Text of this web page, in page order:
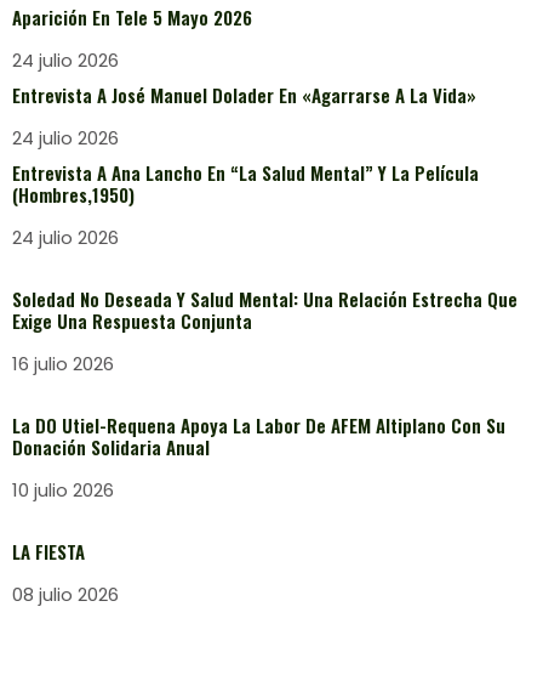
Aparición En Tele 5 Mayo 2026
24 julio 2026
Entrevista A José Manuel Dolader En «Agarrarse A La Vida»
24 julio 2026
Entrevista A Ana Lancho En “La Salud Mental” Y La Película
(Hombres,1950)
24 julio 2026
Soledad No Deseada Y Salud Mental: Una Relación Estrecha Que
Exige Una Respuesta Conjunta
16 julio 2026
La DO Utiel-Requena Apoya La Labor De AFEM Altiplano Con Su
Donación Solidaria Anual
10 julio 2026
LA FIESTA
08 julio 2026